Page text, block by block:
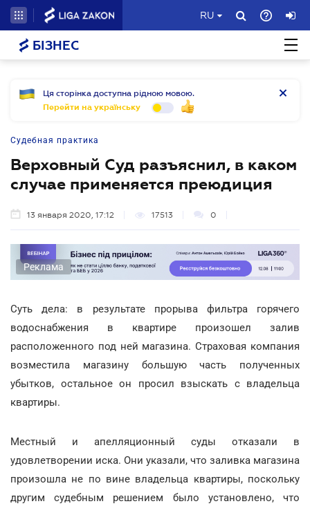
RU
БІЗНЕС
Ця сторінка доступна рідною мовою.
Перейти на українську
Судебная практика
Верховный Суд разъяснил, в каком
случае применяется преюдиция
13 января 2020, 17:12 17513 0
Реклама
Суть дела: в результате прорыва фильтра горячего
водоснабжения в квартире произошел залив
расположенного под ней магазина. Страховая компания
возместила магазину большую часть полученных
убытков, остальное он просил взыскать с владельца
квартиры.
Местный и апелляционный суды отказали в
удовлетворении иска. Они указали, что заливка магазина
произошла не по вине владельца квартиры, поскольку
другим судебным решением было установлено, что